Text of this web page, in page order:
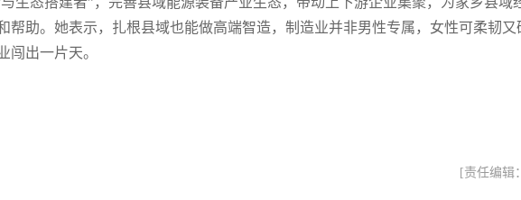
帮助。她表示，扎根县域也能做高端智造，制造业并非男性专属，女性可柔韧又
闯出一片天。
[责任编辑